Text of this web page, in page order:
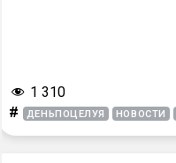
1 310
# ДЕНЬПОЦЕЛУЯ НОВОСТИ